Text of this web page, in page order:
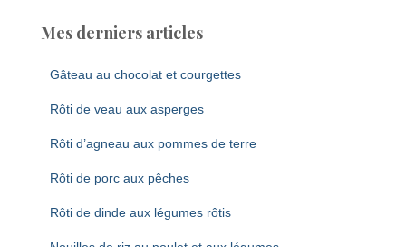
Mes derniers articles
Gâteau au chocolat et courgettes
Rôti de veau aux asperges
Rôti d’agneau aux pommes de terre
Rôti de porc aux pêches
Rôti de dinde aux légumes rôtis